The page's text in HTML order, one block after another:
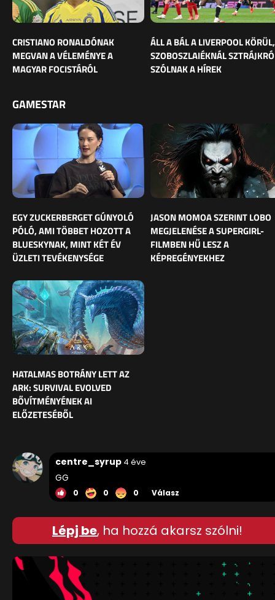
CRISTIANO RONALDÓNAK
MEGVAN A VÉLEMÉNYE A
MAGYAR FOCISTÁRÓL
ÁLL A BÁL A LIVERPOOL KÖRÜL,
SZOBOSZLAIÉKNÁL
SZÓLNAK A HÍREK
GAMESTAR
EGY ZUCKERBERGET GÚNYOLÓ
PÓLÓ, AMI TÖBBET HOZOTT A
BLUESKYNAK, MINT KÉT ÉV
ÜZLETI TEVÉKENYSÉGE
JASON MOMOA SZERINT LOBO
MEGJELENÉSE A SUPERGIRL-
FILMBEN HŰ LESZ A
KÉPREGÉNYEKHEZ
HATALMAS BOTRÁNY LETT AZ
ARK: SURVIVAL EVOLVED
BŐVÍTMÉNYÉNEK AI
ELŐZETESÉBŐL
centre_syrup 4 éve
GG
0 0 0 Válasz
Lépj be, ha hozzá akarsz szólni!